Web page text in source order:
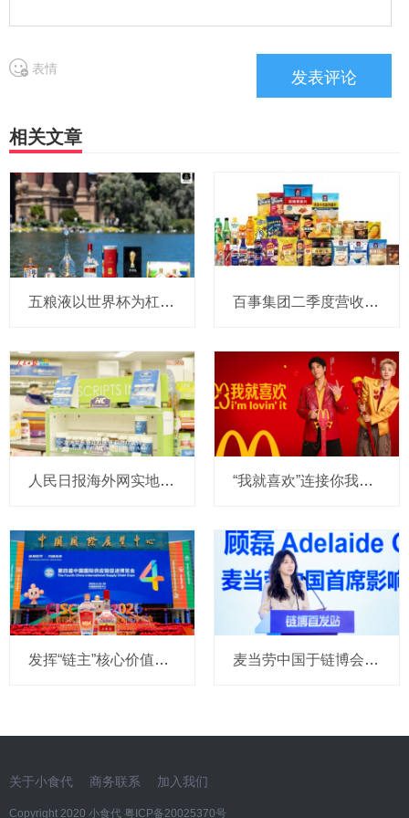
表情
相关文章
五粮液以世界杯为杠杆，撬动年轻圈层，重新定义白酒消费边界 百事集团二季度营收和利润双增，亚太及中国业务表现亮眼
人民日报海外网实地探访Nutrition Care澳洲全自控产业链，带你看懂真正的进口好营养 “我就喜欢”连接你我23年：麦当劳再度携手王力宏，与汪苏泷共同传递薯条热爱
发挥“链主”核心价值，五粮液以和美链接世界 麦当劳中国于链博会发布三项新合作，赋能土豆种植，扩列全球好食材资源
关于小食代 商务联系 加入我们
Copyright 2020 小食代 粤ICP备20025370号​